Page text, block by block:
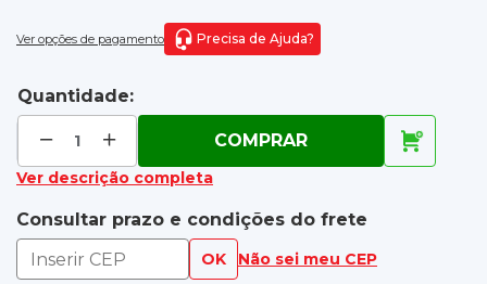
Ver opções de pagamento Precisa de Ajuda?
Quantidade:
COMPRAR
Ver descrição completa
Consultar prazo e condições do frete
OK Não sei meu CEP